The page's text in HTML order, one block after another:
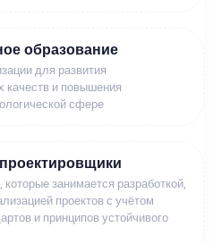
образование
для развития
и повышения
сфере
которые занимается разработкой,
проектов с учётом
и принципов устойчивого